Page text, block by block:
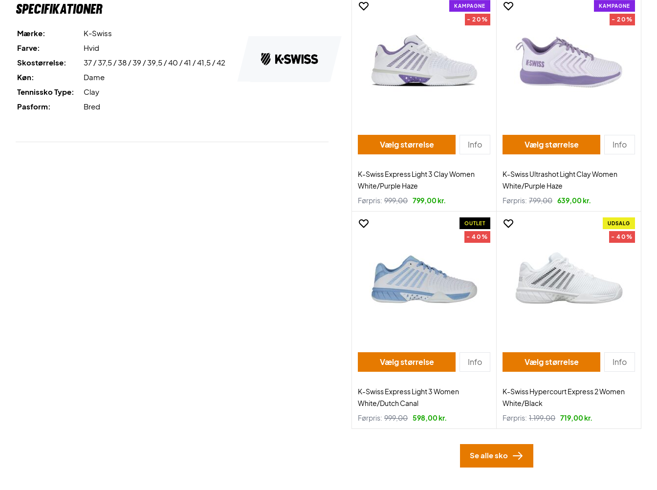
Specifikationer
Mærke:
K-Swiss
Farve:
Hvid
Skostørrelse:
37 / 37,5 / 38 / 39 / 39,5 / 40 / 41 / 41,5 / 42
Køn:
Dame
Tennissko Type:
Clay
Pasform:
Bred
KAMPAGNE
- 20%
Vælg størrelse Info
K-Swiss Express Light 3 Clay Women
White/Purple Haze
Førpris: 999,00 799,00 kr.
KAMPAGNE
- 20%
Vælg størrelse Info
K-Swiss Ultrashot Light Clay Women
White/Purple Haze
Førpris: 799,00 639,00 kr.
OUTLET
- 40%
Vælg størrelse Info
K-Swiss Express Light 3 Women
White/Dutch Canal
Førpris: 999,00 598,00 kr.
UDSALG
- 40%
Vælg størrelse Info
K-Swiss Hypercourt Express 2 Women
White/Black
Førpris: 1.199,00 719,00 kr.
Se alle sko